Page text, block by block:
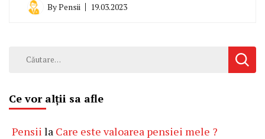
ByPensii 19.03.2023
Caută
Ce vor alții sa afle
Pensii la Care este valoarea pensiei mele ?